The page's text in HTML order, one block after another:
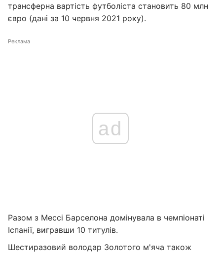
трансферна вартість футболіста становить 80 млн
євро (дані за 10 червня 2021 року).
Реклама
ad
Разом з Мессі Барселона домінувала в чемпіонаті
Іспанії, вигравши 10 титулів.
Шестиразовий володар Золотого м'яча також